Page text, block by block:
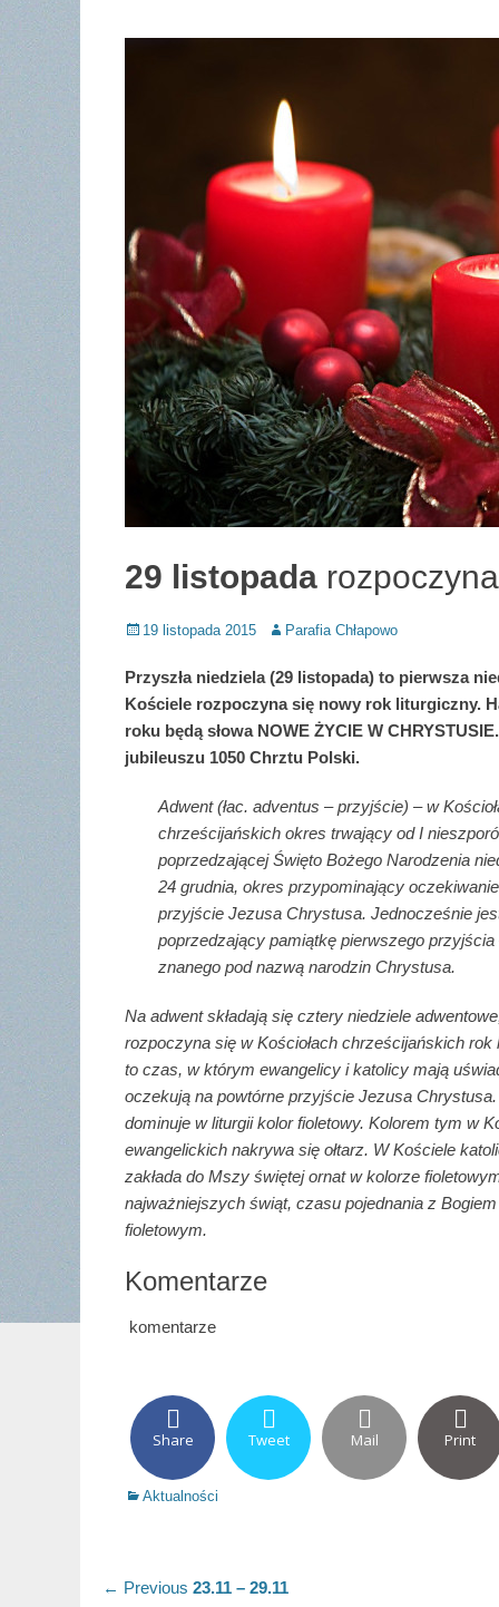
29 listopada
Posted
19 listopada 2015 Author
Parafia Chłapowo
Przyszła niedziela (29 listopada) to pierwsza
Kościele rozpoczyna się nowy rok liturgiczny.
roku będą słowa NOWE ŻYCIE W
jubileuszu 1050 Chrztu Polski.
Adwent (łac. adventus – przyjście) – w
chrześcijańskich okres trwający od I
poprzedzającej Święto Bożego Narodzenia
24 grudnia, okres przypominający
przyjście Jezusa Chrystusa. Jednocześnie
poprzedzający pamiątkę pierwszego przyjścia
znanego pod nazwą narodzin Chrystusa.
Na adwent składają się cztery niedziele
rozpoczyna się w Kościołach chrześcijańskich rok
to czas, w którym ewangelicy i katolicy mają
oczekują na powtórne przyjście Jezusa
dominuje w liturgii kolor fioletowy. Kolorem tym w
ewangelickich nakrywa się ołtarz. W Kościele
zakłada do Mszy świętej ornat w kolorze
najważniejszych świąt, czasu pojednania z
fioletowym.
Komentarze
komentarze
Share Tweet Mail Print
Categories
Aktualności
Nawigacja
← Previous Previous
23.11 – 29.11